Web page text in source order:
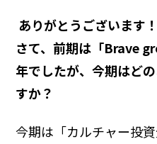
―― ありがとうございます！
さて、前期は「Brave
年でしたが、今期はど
すか？
今期は「カルチャー投